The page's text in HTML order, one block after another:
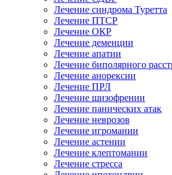
Лечение синдрома Туретта
Лечение ПТСР
Лечение ОКР
Лечение деменции
Лечение апатии
Лечение биполярного
Лечение анорексии
Лечение ПРЛ
Лечение шизофрении
Лечение панических атак
Лечение неврозов
Лечение игромании
Лечение астении
Лечение клептомании
Лечение стресса